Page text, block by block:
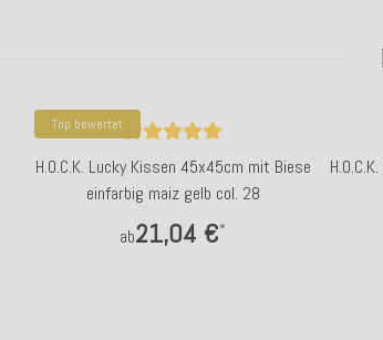
Top bewertet
H.O.C.K. Lucky Kissen 45x45cm mit Biese
einfarbig maiz gelb col. 28
ab21,04 €*